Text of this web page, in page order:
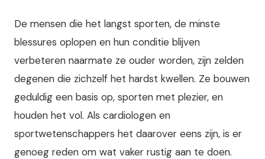
De mensen die het langst sporten, de minste
blessures oplopen en hun conditie blijven
verbeteren naarmate ze ouder worden, zijn zelden
degenen die zichzelf het hardst kwellen. Ze bouwen
geduldig een basis op, sporten met plezier, en
houden het vol. Als cardiologen en
sportwetenschappers het daarover eens zijn, is er
genoeg reden om wat vaker rustig aan te doen.